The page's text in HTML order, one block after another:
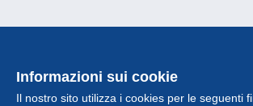
Informazioni sui cookie
Il nostro sito utilizza i cookies per le seguenti